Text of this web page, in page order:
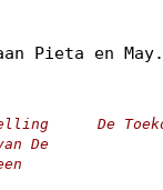
Pieta en
De
De